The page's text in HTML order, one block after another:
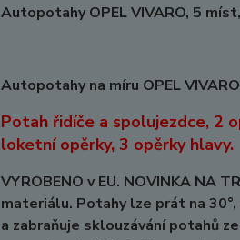
Autopotahy OPEL VIVARO, 5
Autopotahy na míru OPEL
Potah řidíče a spolujezdce, 2
loketní opěrky, 3 opěrky hlavy.
VYROBENO v EU. NOVINKA NA
materiálu. Potahy lze prát na
a zabraňuje sklouzávání potahů